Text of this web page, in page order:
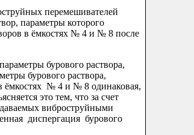
перемешивателей
параметры которого
в ёмкостях № 4 и № 8 после
бурового раствора,
бурового раствора,
ёмкостях № 4 и № 8 одинаковая,
это тем, что за счет
виброструйными
диспергация бурового